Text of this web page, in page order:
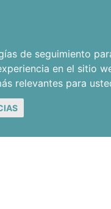
de seguimiento
en el sitio
relevantes para